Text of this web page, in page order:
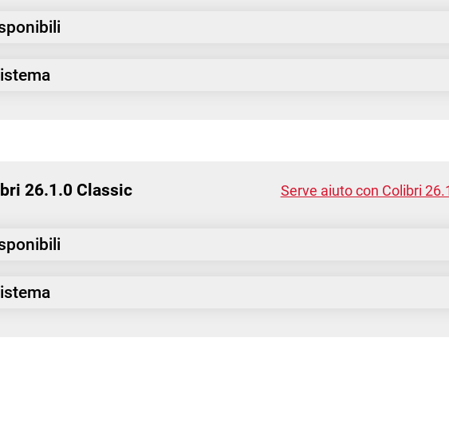
26.1.0 Classic Serve aiuto con Colibri